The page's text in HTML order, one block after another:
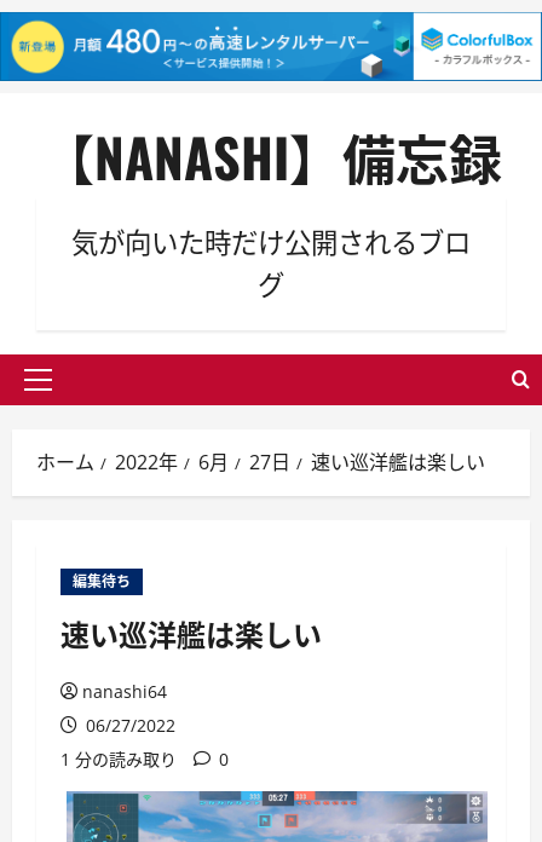
【NANASHI】備忘録
気が向いた時だけ公開されるブロ
グ
メ
ン
メ
ホーム 2022年 6月 27日 速い巡洋艦は楽しい
編集待ち
速い巡洋艦は楽しい
nanashi64
06/27/2022
1 分の読み取り
0